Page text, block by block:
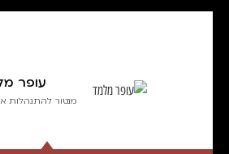
עופר
מנטור להתנהלות